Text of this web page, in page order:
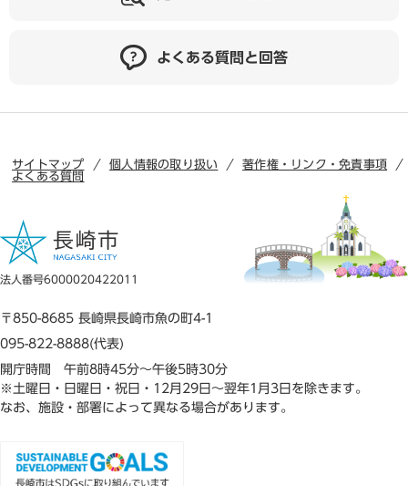
よくある質問と回答
サイトマップ 個人情報の取り扱い
著作権・リンク・免責事項
よくある質問
法人番号6000020422011
〒850-8685 長崎県長崎市魚の町4-1
095-822-8888(代表)
開庁時間 午前8時45分～午後5時30分
※土曜日・日曜日・祝日・12月29日～翌年1月3日を除きます。
なお、施設・部署によって異なる場合があります。